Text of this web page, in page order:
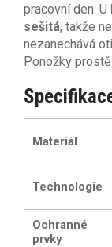
pracovní den. U
sešitá, takže
nezanechává
Ponožky prostě
Materiál
Technologie
Ochranné
prvky